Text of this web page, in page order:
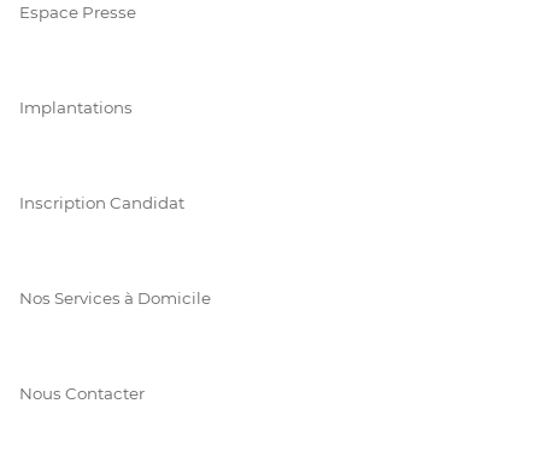
Espace Presse
Implantations
Inscription Candidat
Nos Services à Domicile
Nous Contacter